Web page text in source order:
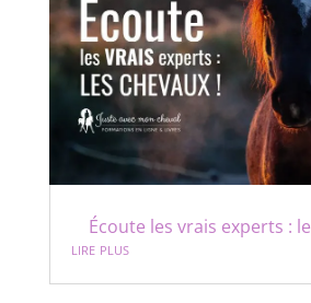
Écoute les vrais experts :
lire plus